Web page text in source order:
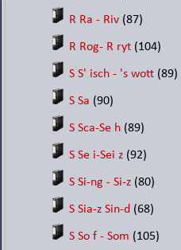
R Ra - Riv (87)
R Rog- R ryt (104)
S S' isch - 's wott (89)
S Sa (90)
S Sca-Se h (89)
S Se i-Sei z (92)
S Si-ng - Si-z (80)
S Sia-z Sin-d (68)
S So f - Som (105)